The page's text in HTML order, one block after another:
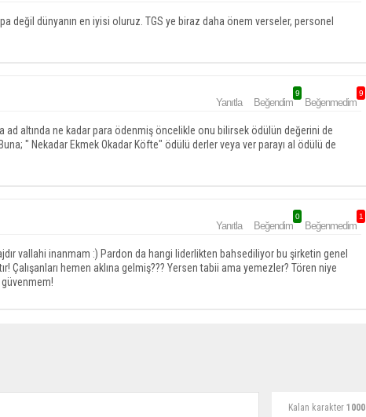
değil dünyanın en iyisi oluruz. TGS ye biraz daha önem verseler, personel
Yanıtla Beğendim
9
Beğenmedim
9
ad altında ne kadar para ödenmiş öncelikle onu bilirsek ödülün değerini de
" Nekadar Ekmek Okadar Köfte" ödülü derler veya ver parayı al ödülü de
Yanıtla Beğendim
0
Beğenmedim
1
vallahi inanmam :) Pardon da hangi liderlikten bahsediliyor bu şirketin genel
Çalışanları hemen aklına gelmiş??? Yersen tabii ama yemezler? Tören niye
güvenmem!
Kalan karakter 1000